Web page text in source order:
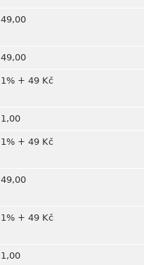
49,00
49,00
1% + 49 Kč
1,00
1% + 49 Kč
49,00
1% + 49 Kč
1,00